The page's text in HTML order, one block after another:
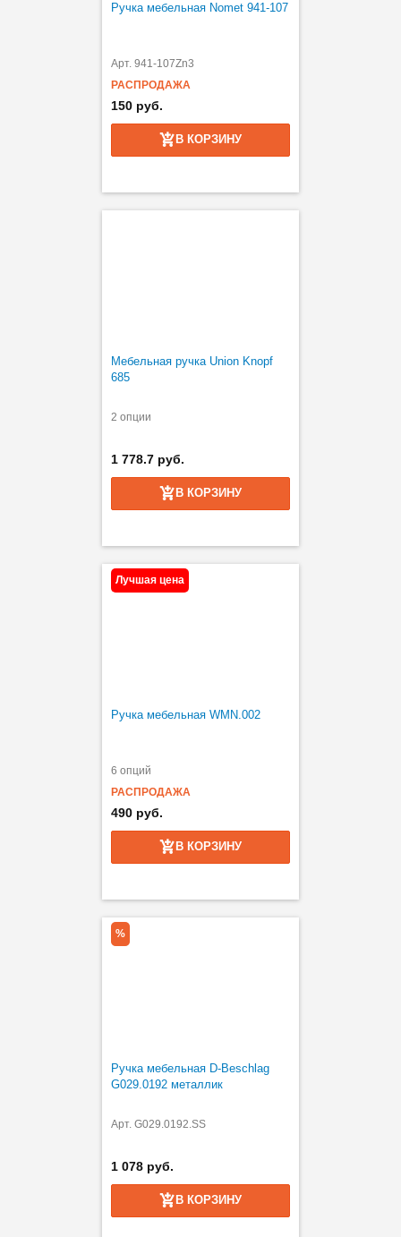
Ручка мебельная Nomet 941-107
Арт. 941-107Zn3
РАСПРОДАЖА
150 руб.
В КОРЗИНУ
Мебельная ручка Union Knopf
685
2 опции
1 778.7 руб.
В КОРЗИНУ
Лучшая цена
Ручка мебельная WMN.002
6 опций
РАСПРОДАЖА
490 руб.
В КОРЗИНУ
%
Ручка мебельная D-Beschlag
G029.0192 металлик
Арт. G029.0192.SS
1 078 руб.
В КОРЗИНУ